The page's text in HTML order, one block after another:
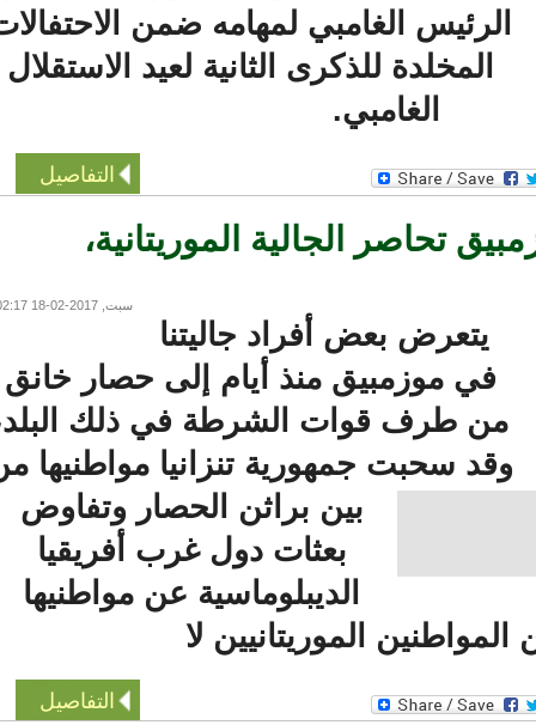
الغامبي لمهامه ضمن الاحتفالات
المخلدة للذكرى الثانية لعيد الاستقلال
الغامبي.
التفاصيل
تحاصر الجالية الموريتانية،
سبت, 2017-02-18 02:17
يتعرض بعض أفراد جاليتنا
في موزمبيق منذ أيام إلى حصار خانق
من طرف قوات الشرطة في ذلك البلد،
سحبت جمهورية تنزانيا مواطنيها من
بين براثن الحصار وتفاوض
بعثات دول غرب أفريقيا
الديبلوماسية عن مواطنيها
الموريتانيين لا
التفاصيل